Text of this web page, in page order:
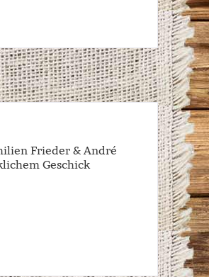
Frieder & André
Geschick